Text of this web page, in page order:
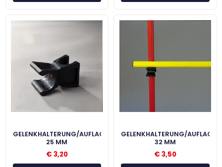
GELENKHALTERUNG/AUFLAGESCHIEBER
25 MM
€ 3,20
GELENKHALTERUNG/
32 MM
€ 3,50